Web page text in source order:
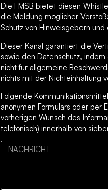
Die FMSB bietet diesen
die Meldung möglicher
Schutz von Hinweisgebern
Dieser Kanal garantiert die
sowie den Datenschutz,
nicht für allgemeine
nichts mit der Nichteinhaltung
Folgende
anonymen Formulars oder per
vorherigen Wunsch des
telefonisch) innerhalb von